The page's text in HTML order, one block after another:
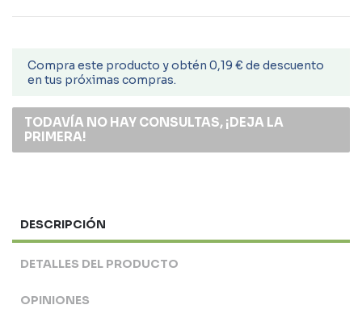
Compra este producto y obtén 0,19 € de descuento
en tus próximas compras.
TODAVÍA NO HAY CONSULTAS, ¡DEJA LA
PRIMERA!
DESCRIPCIÓN
DETALLES DEL PRODUCTO
OPINIONES